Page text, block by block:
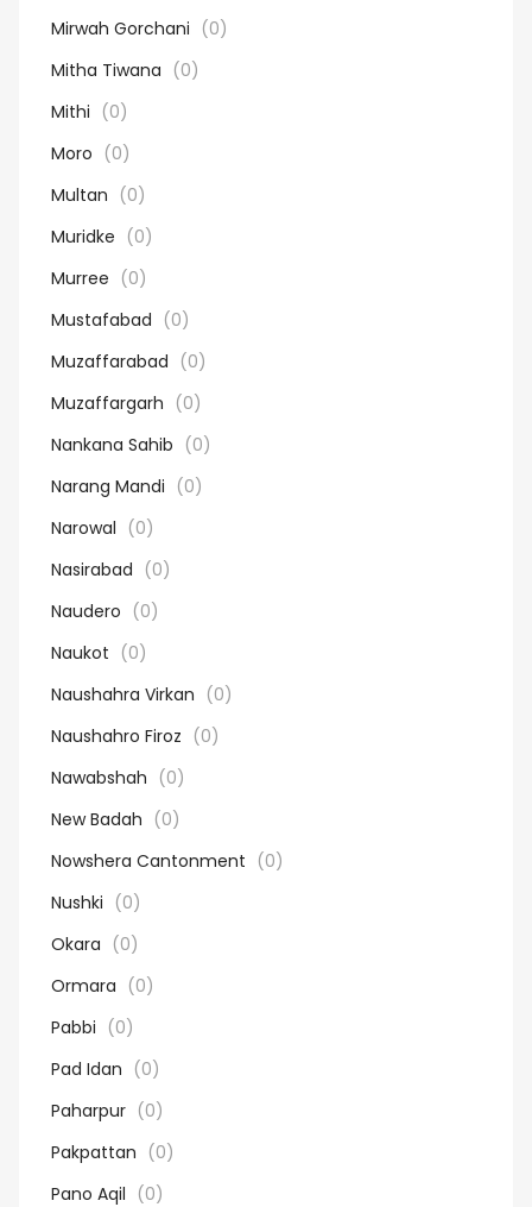
Mirwah Gorchani (0)
Mitha Tiwana (0)
Mithi (0)
Moro (0)
Multan (0)
Muridke (0)
Murree (0)
Mustafabad (0)
Muzaffarabad (0)
Muzaffargarh (0)
Nankana Sahib (0)
Narang Mandi (0)
Narowal (0)
Nasirabad (0)
Naudero (0)
Naukot (0)
Naushahra Virkan (0)
Naushahro Firoz (0)
Nawabshah (0)
New Badah (0)
Nowshera Cantonment (0)
Nushki (0)
Okara (0)
Ormara (0)
Pabbi (0)
Pad Idan (0)
Paharpur (0)
Pakpattan (0)
Pano Aqil (0)